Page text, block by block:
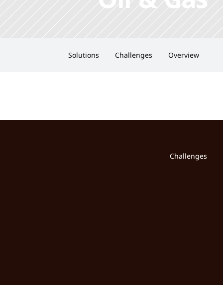
Overview
Challenges
Solutions
Challenges